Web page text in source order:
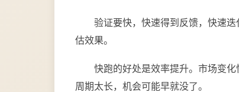
验证要快，快速得到反馈，快速
估效果。
快跑的好处是效率提升。市场变
周期太长，机会可能早就没了。